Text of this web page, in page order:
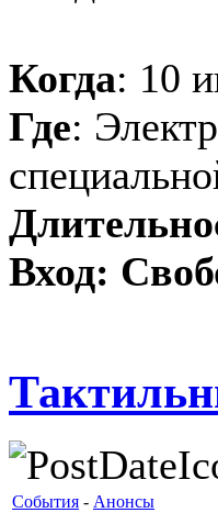
Когда: 10
Где:
Вход:
События - Анонсы